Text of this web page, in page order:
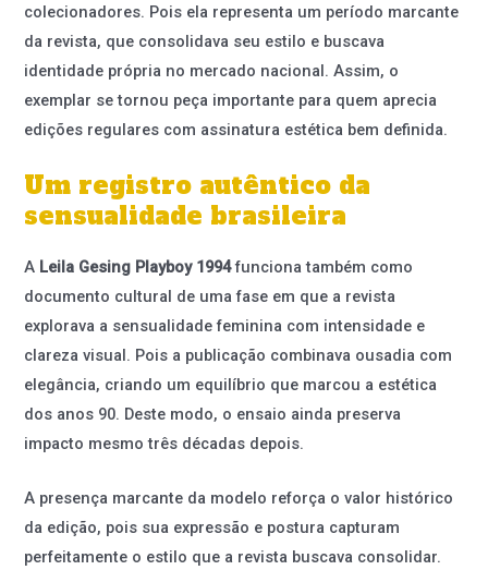
colecionadores. Pois ela representa um período marcante
da revista, que consolidava seu estilo e buscava
identidade própria no mercado nacional. Assim, o
exemplar se tornou peça importante para quem aprecia
edições regulares com assinatura estética bem definida.
Um registro autêntico da
sensualidade brasileira
A Leila Gesing Playboy 1994funciona também como
documento cultural de uma fase em que a revista
explorava a sensualidade feminina com intensidade e
clareza visual. Pois a publicação combinava ousadia com
elegância, criando um equilíbrio que marcou a estética
dos anos 90. Deste modo, o ensaio ainda preserva
impacto mesmo três décadas depois.
A presença marcante da modelo reforça o valor histórico
da edição, pois sua expressão e postura capturam
perfeitamente o estilo que a revista buscava consolidar.